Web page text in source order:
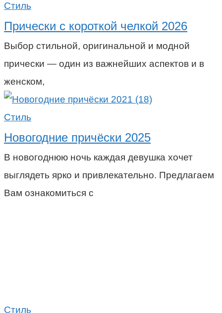
Стиль
Прически с короткой челкой 2026
Выбор стильной, оригинальной и модной
прически — один из важнейших аспектов и в
женском,
Стиль
Новогодние причёски 2025
В новогоднюю ночь каждая девушка хочет
выглядеть ярко и привлекательно. Предлагаем
Вам ознакомиться с
Стиль